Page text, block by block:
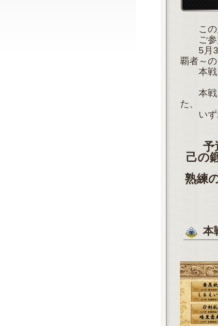
この度
ご参加
5月3
覇者～
本戦ト
本戦ト
た、
いずれ
予
己の
熟練
本